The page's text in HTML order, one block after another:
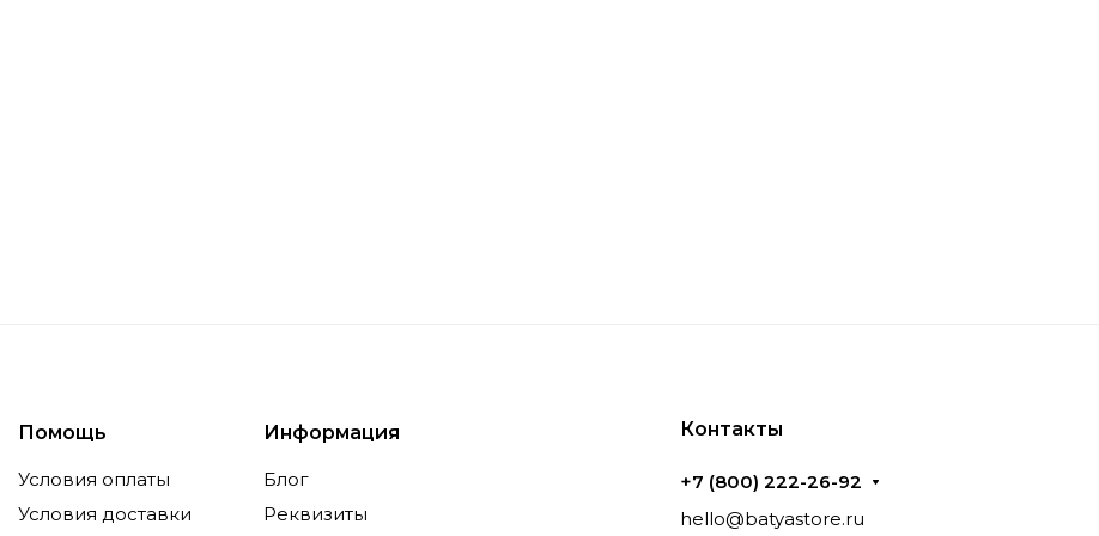
звук. Среди ассортимента есть модели с широкоугольной камерой и встроенными микрофонами,
Помощь
Условия оплаты
Условия доставки
Информация
Блог
Реквизиты
Контакты
+7 (800) 222-26-92
hello@batyastore.ru